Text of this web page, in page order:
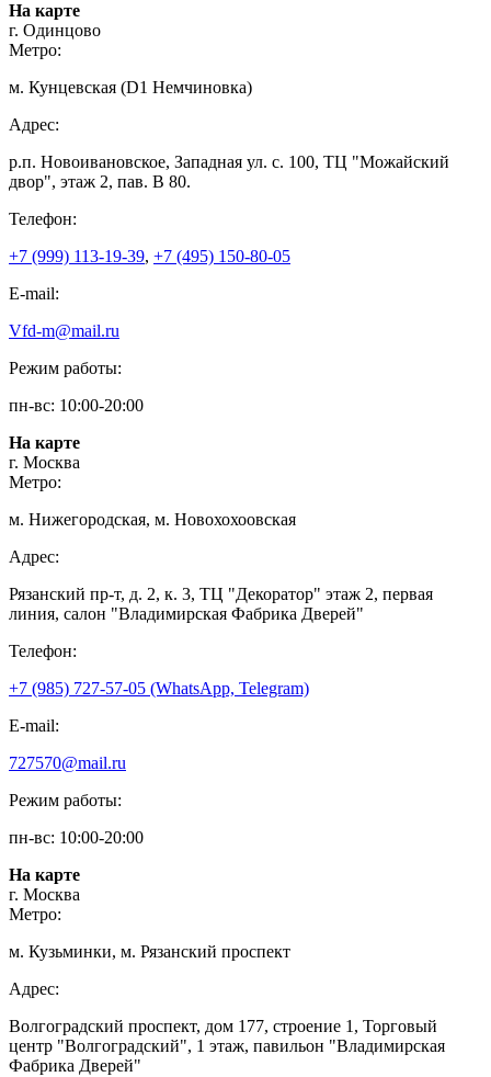
На карте
г. Одинцово
Метро:
м. Кунцевская (D1 Немчиновка)
Адрес:
р.п. Новоивановское, Западная ул. с. 100, ТЦ "Можайский
двор", этаж 2, пав. В 80.
Телефон:
+7 (999) 113-19-39, +7 (495) 150-80-05
E-mail:
Vfd-m@mail.ru
Режим работы:
пн-вс: 10:00-20:00
На карте
г. Москва
Метро:
м. Нижегородская, м. Новохохоовская
Адрес:
Рязанский пр-т, д. 2, к. 3, ТЦ "Декоратор" этаж 2, первая
линия, салон "Владимирская Фабрика Дверей"
Телефон:
+7 (985) 727-57-05 (WhatsApp, Telegram)
E-mail:
727570@mail.ru
Режим работы:
пн-вс: 10:00-20:00
На карте
г. Москва
Метро:
м. Кузьминки, м. Рязанский проспект
Адрес:
Волгоградский проспект, дом 177, строение 1, Торговый
центр "Волгоградский", 1 этаж, павильон "Владимирская
Фабрика Дверей"